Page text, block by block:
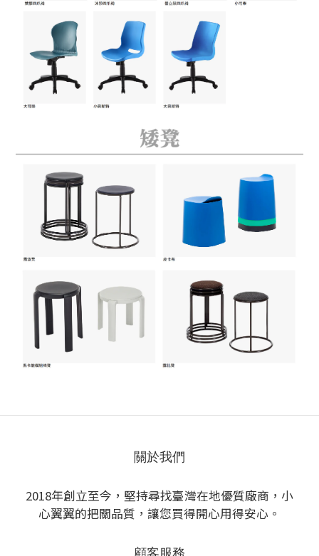
關於我們
2018年創立至今，堅持尋找臺灣在地優質廠商，小
心翼翼的把關品質，讓您買得開心用得安心。